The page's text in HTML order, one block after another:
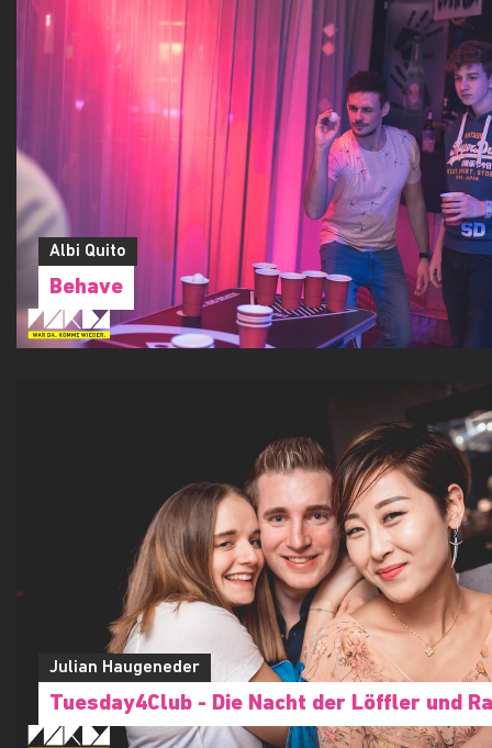
Albi Quito
Behave
Julian Haugeneder
Tuesday4Club - Die Nacht der Löffler und